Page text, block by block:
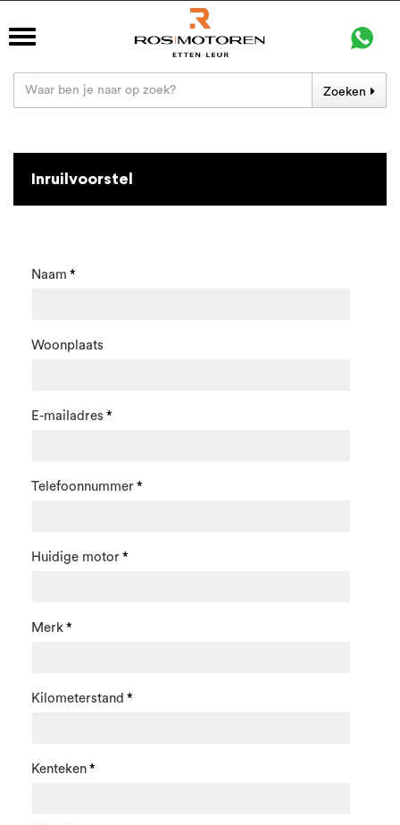
Zoeken
Inruilvoorstel
Naam
Woonplaats
E-mailadres
Telefoonnummer
Huidige motor
Merk
Kilometerstand
Kenteken